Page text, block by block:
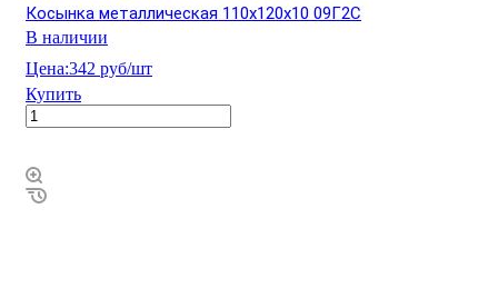
Косынка металлическая 110х120х10 09Г2С
В наличии
Цена:342 руб/шт
Купить